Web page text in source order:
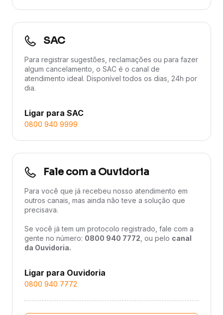
SAC
Para registrar sugestões, reclamações ou para fazer
algum cancelamento, o SAC é o canal de
atendimento ideal. Disponível todos os dias, 24h por
dia.
Ligar para SAC
0800 940 9999
Fale com a Ouvidoria
Para você que já recebeu nosso atendimento em
outros canais, mas ainda não teve a solução que
precisava.
Se você já tem um protocolo registrado, fale com a
gente no número: 0800 940 7772 , ou pelo canal
da Ouvidoria.
Ligar para Ouvidoria
0800 940 7772